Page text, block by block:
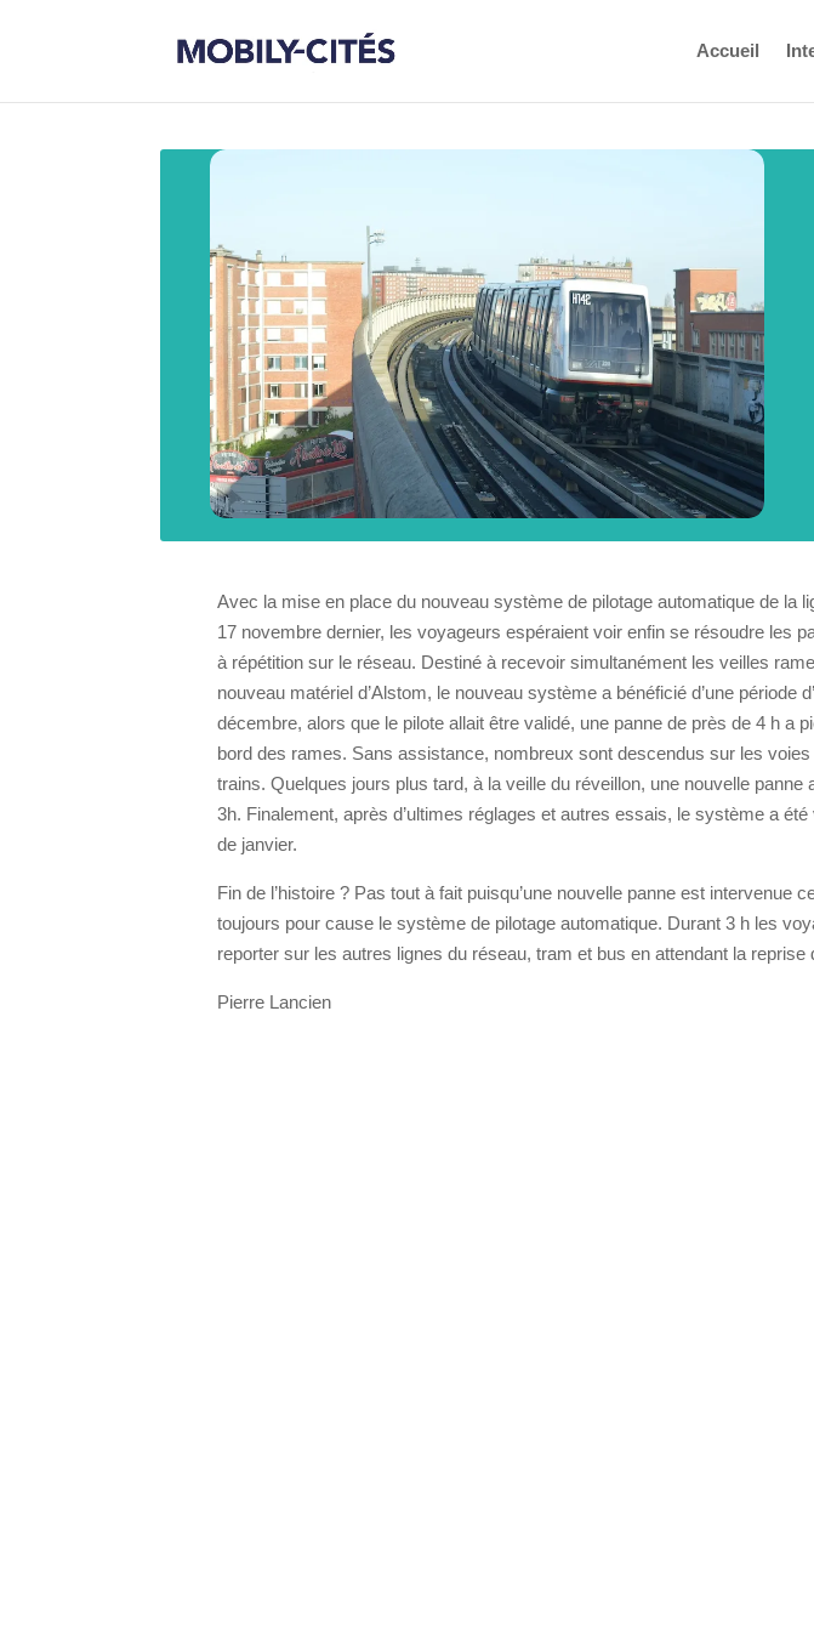
Accueil
Avec la mise en place du nouveau système de pilotage automatique de la
17 novembre dernier, les voyageurs espéraient voir enfin se résoudre les
à répétition sur le réseau. Destiné à recevoir simultanément les veilles
nouveau matériel d’Alstom, le nouveau système a bénéficié d’une période
décembre, alors que le pilote allait être validé, une panne de près de 4 h a
bord des rames. Sans assistance, nombreux sont descendus sur les
trains. Quelques jours plus tard, à la veille du réveillon, une nouvelle panne
3h. Finalement, après d’ultimes réglages et autres essais, le système a
de janvier.
Fin de l’histoire ? Pas tout à fait puisqu’une nouvelle panne est intervenue
toujours pour cause le système de pilotage automatique. Durant 3 h les
reporter sur les autres lignes du réseau, tram et bus en attendant la reprise
Pierre Lancien